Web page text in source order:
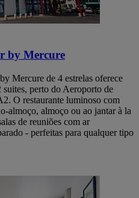
by Mercure
Mercure de 4 estrelas oferece
perto do Aeroporto de
O restaurante luminoso com
almoço, almoço ou ao jantar à la
de reuniões com ar
- perfeitas para qualquer tipo